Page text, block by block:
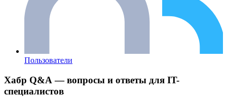
Пользователи
Хабр Q&A — вопросы и ответы для IT-
специалистов